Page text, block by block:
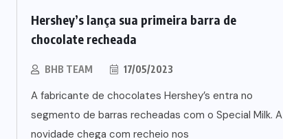
Hershey’s lança sua primeira barra de
chocolate recheada
BHB TEAM 17/05/2023
A fabricante de chocolates Hershey’s entra no
segmento de barras recheadas com o Special Milk. A
novidade chega com recheio nos
NEGÓCIOS TENDÊNCIAS
Mercado de marmitas atrai Seara,
iFood e grandes empresas
07/08/2026